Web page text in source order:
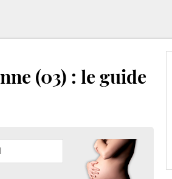
(03) : le guide